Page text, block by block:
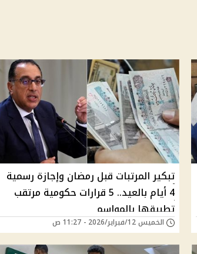
تبكير المرتبات قبل رمضان وإجازة رسمية
4 أيام بالعيد.. 5 قرارات حكومية مرتقب
تطبيقها بالمواسم
الخميس 12/فبراير/2026 - 11:27 ص